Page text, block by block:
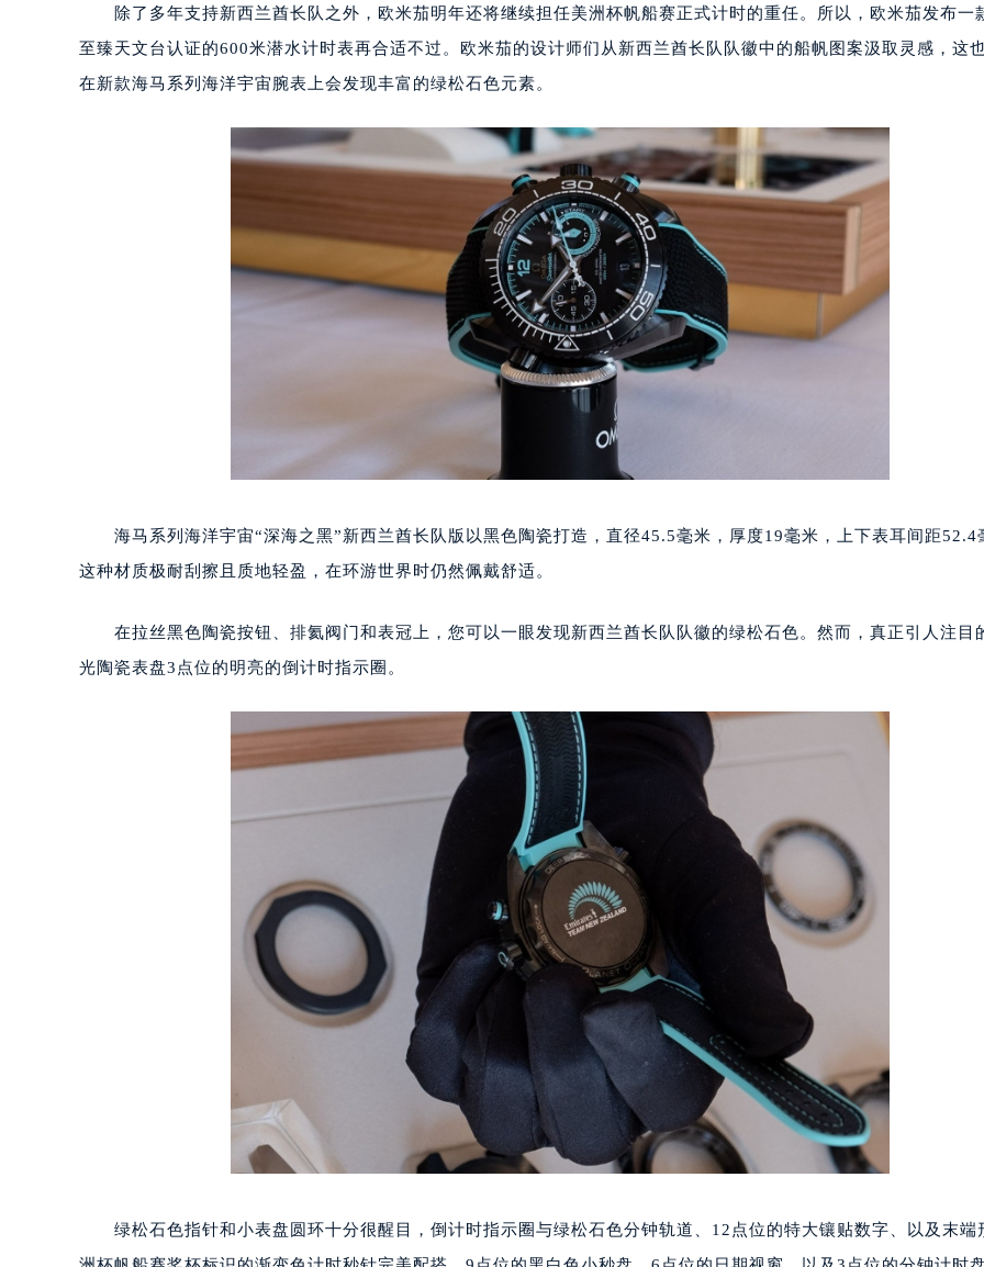
除了多年支持新西兰酋长队之外，欧米茄明年还将继续担任美洲杯帆船赛正式计时的重任。所以，欧米茄发布一
至臻天文台认证的600米潜水计时表再合适不过。欧米茄的设计师们从新西兰酋长队队徽中的船帆图案汲取灵感，这
在新款海马系列海洋宇宙腕表上会发现丰富的绿松石色元素。
海马系列海洋宇宙“深海之黑”新西兰酋长队版以黑色陶瓷打造，直径45.5毫米，厚度19毫米，上下表耳间距52.4
这种材质极耐刮擦且质地轻盈，在环游世界时仍然佩戴舒适。
在拉丝黑色陶瓷按钮、排氦阀门和表冠上，您可以一眼发现新西兰酋长队队徽的绿松石色。然而，真正引人注目
光陶瓷表盘3点位的明亮的倒计时指示圈。
绿松石色指针和小表盘圆环十分很醒目，倒计时指示圈与绿松石色分钟轨道、12点位的特大镶贴数字、以及末端